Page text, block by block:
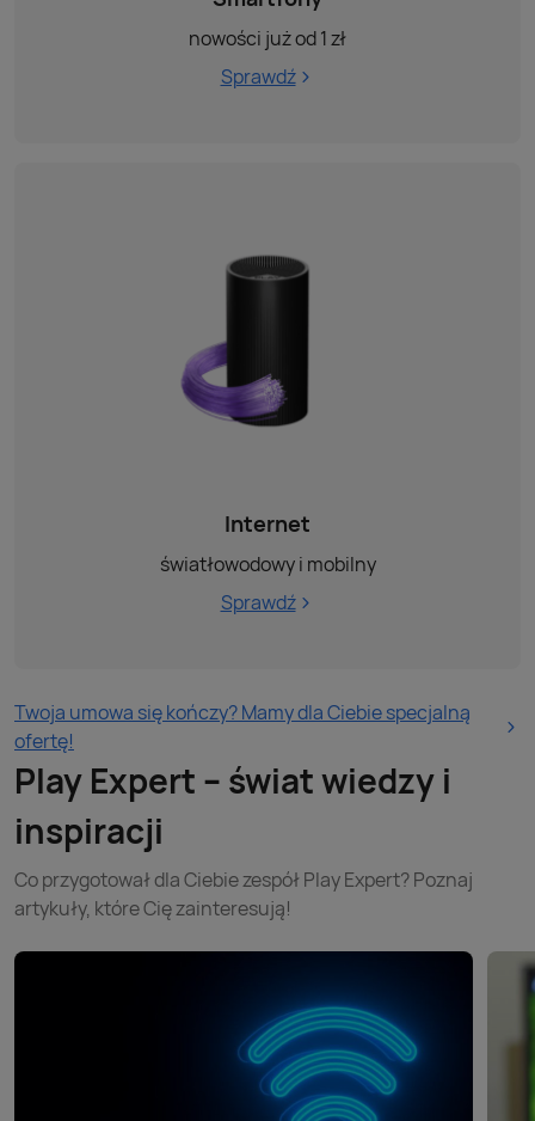
nowości już od 1 zł
Sprawdź
Internet
światłowodowy i mobilny
Sprawdź
Twoja umowa się kończy? Mamy dla Ciebie specjalną
ofertę!
Play Expert – świat wiedzy i
inspiracji
Co przygotował dla Ciebie zespół Play Expert? Poznaj
artykuły, które Cię zainteresują!